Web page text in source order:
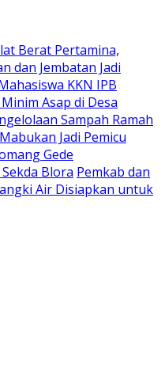
Berat Pertamina,
dan Jembatan Jadi
KKN IPB
Asap di Desa
Sampah Ramah
Jadi Pemicu
Gede
Blora Pemkab dan
Air Disiapkan untuk